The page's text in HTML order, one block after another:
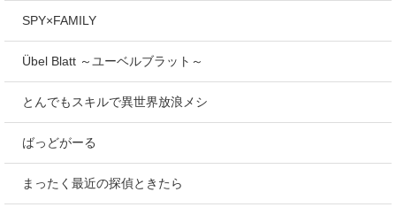
SPY×FAMILY
Übel Blatt ～ユーベルブラット～
とんでもスキルで異世界放浪メシ
ばっどがーる
まったく最近の探偵ときたら